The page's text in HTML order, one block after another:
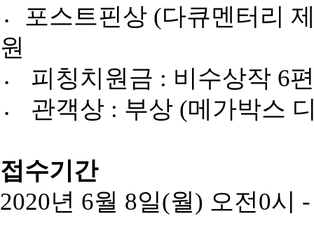
〮포스트핀상 (다큐멘터리
원
피칭치원금 : 비수상작 6
관객상 : 부상 (메가박스
접수기간
2020년 6월 8일(월) 오전0시